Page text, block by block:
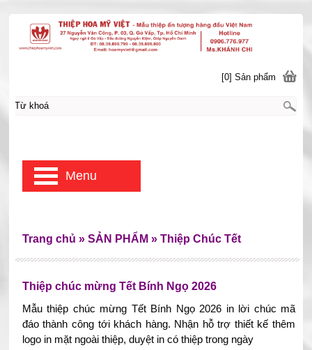
Thiệp chúc mừng Tết Bính Ngọ 2026
Mẫu thiệp chúc mừng Tết Bính Ngọ 2026 in lời chúc mã
đáo thành công tới khách hàng. Nhận hỗ trợ thiết kế thêm
logo in mặt ngoài thiệp, duyệt in có thiệp trong ngày
Trang chủ » SẢN PHẨM » Thiệp Chúc Tết
[0] Sản phẩm
Menu